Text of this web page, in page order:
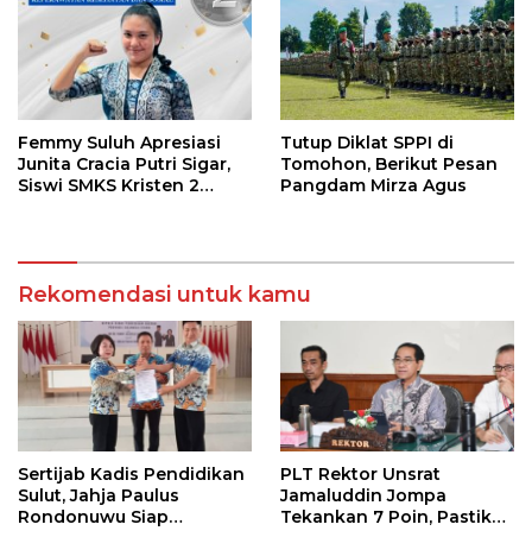
Femmy Suluh Apresiasi
Junita Cracia Putri Sigar,
Siswi SMKS Kristen 2
Tutup Diklat SPPI di
Tomohon, Berikut Pesan
Pangdam Mirza Agus
Rekomendasi untuk kamu
Sertijab Kadis Pendidikan
Sulut, Jahja Paulus
Rondonuwu Siap
PLT Rektor Unsrat
Jamaluddin Jompa
Tekankan 7 Poin, Pastikan